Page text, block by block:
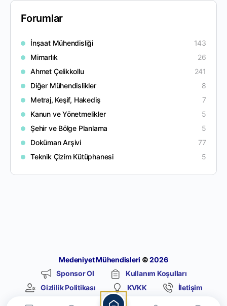
Forumlar
İnşaat Mühendisliği
143
Mimarlık
26
Ahmet Çelikkollu
241
Diğer Mühendislikler
8
Metraj, Keşif, Hakediş
7
Kanun ve Yönetmelikler
5
Şehir ve Bölge Planlama
5
Doküman Arşivi
77
Teknik Çizim Kütüphanesi
5
Medeniyet Mühendisleri © 2026
Sponsor Ol
Kullanım Koşulları
Gizlilik Politikası
KVKK İletişim